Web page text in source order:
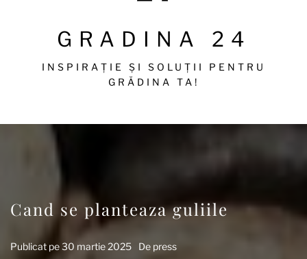
GRADINA 24
INSPIRAȚIE ȘI SOLUȚII PENTRU
GRĂDINA TA!
Cand se planteaza guliile
Publicat pe30 martie 2025 De press